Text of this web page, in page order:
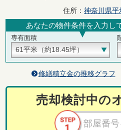
住所： 神奈川県平
あなたの物件条件を入力し
専有面積
修繕積立金の推移グラフ
売却検討中の